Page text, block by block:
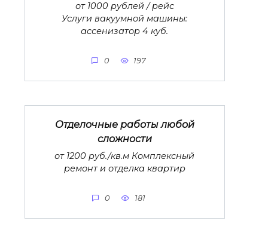
от 1000 рублей / рейс
Услуги вакуумной машины:
ассенизатор 4 куб.
0 197
Отделочные работы любой
сложности
от 1200 руб./кв.м Комплексный
ремонт и отделка квартир
0 181